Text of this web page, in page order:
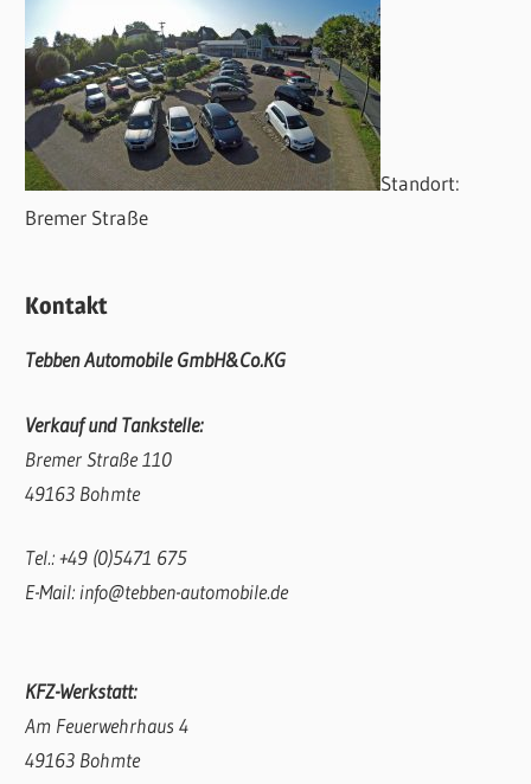
Standort:
Bremer Straße
Kontakt
Tebben Automobile GmbH&Co.KG
Verkauf und Tankstelle:
Bremer Straße 110
49163 Bohmte
Tel.: +49 (0)5471 675
E-Mail: info@tebben-automobile.de
KFZ-Werkstatt:
Am Feuerwehrhaus 4
49163 Bohmte